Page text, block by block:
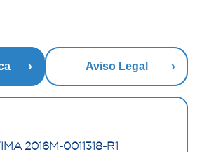
Aviso Legal
2016M-0011318-R1